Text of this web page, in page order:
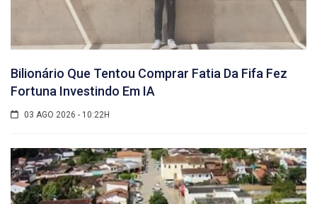
Bilionário Que Tentou Comprar Fatia Da Fifa Fez
Fortuna Investindo Em IA
03 AGO 2026 - 10:22H